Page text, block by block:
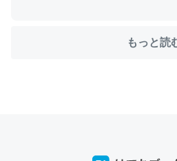
─たまにLINEするくらいだった遠方の
もっと読